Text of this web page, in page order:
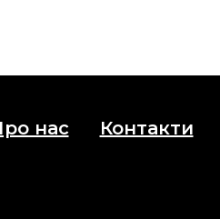
нас Контакти